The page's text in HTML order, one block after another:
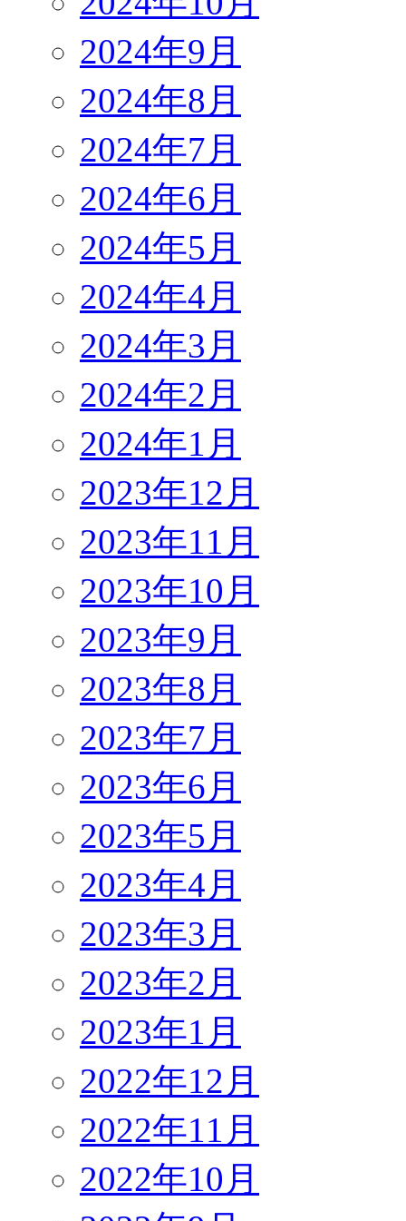
2024年9月
2024年8月
2024年7月
2024年6月
2024年5月
2024年4月
2024年3月
2024年2月
2024年1月
2023年12月
2023年11月
2023年10月
2023年9月
2023年8月
2023年7月
2023年6月
2023年5月
2023年4月
2023年3月
2023年2月
2023年1月
2022年12月
2022年11月
2022年10月